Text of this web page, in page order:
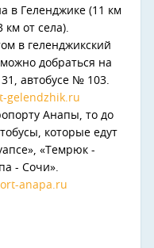
в Геленджике (11 км
км от села).
в геленджикский
добраться на
автобусе № 103.
gelendzhik.ru
Анапы, то до
которые едут
«Темрюк -
- Сочи».
anapa.ru